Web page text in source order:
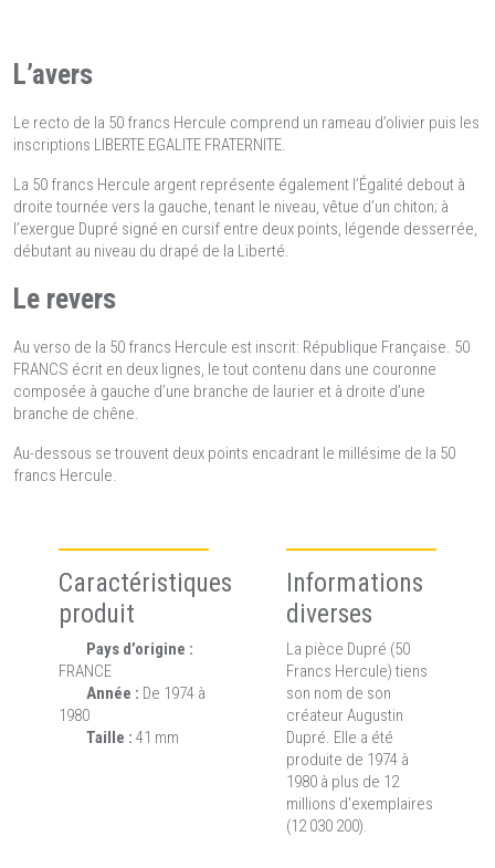
L’avers
Le recto de la 50 francs Hercule comprend un rameau d’olivier puis les
inscriptions LIBERTE EGALITE FRATERNITE.
La 50 francs Hercule argent représente également l’Égalité debout à
droite tournée vers la gauche, tenant le niveau, vêtue d’un chiton; à
l’exergue Dupré signé en cursif entre deux points, légende desserrée,
débutant au niveau du drapé de la Liberté.
Le revers
Au verso de la 50 francs Hercule est inscrit: République Française. 50
FRANCS écrit en deux lignes, le tout contenu dans une couronne
composée à gauche d’une branche de laurier et à droite d’une
branche de chêne.
Au-dessous se trouvent deux points encadrant le millésime de la 50
francs Hercule.
Caractéristiques
produit
Pays d’origine :
FRANCE
Année : De 1974 à
1980
Taille :41 mm
Informations
diverses
La pièce Dupré (50
Francs Hercule) tiens
son nom de son
créateur Augustin
Dupré. Elle a été
produite de 1974 à
1980 à plus de 12
millions d’exemplaires
(12 030 200).